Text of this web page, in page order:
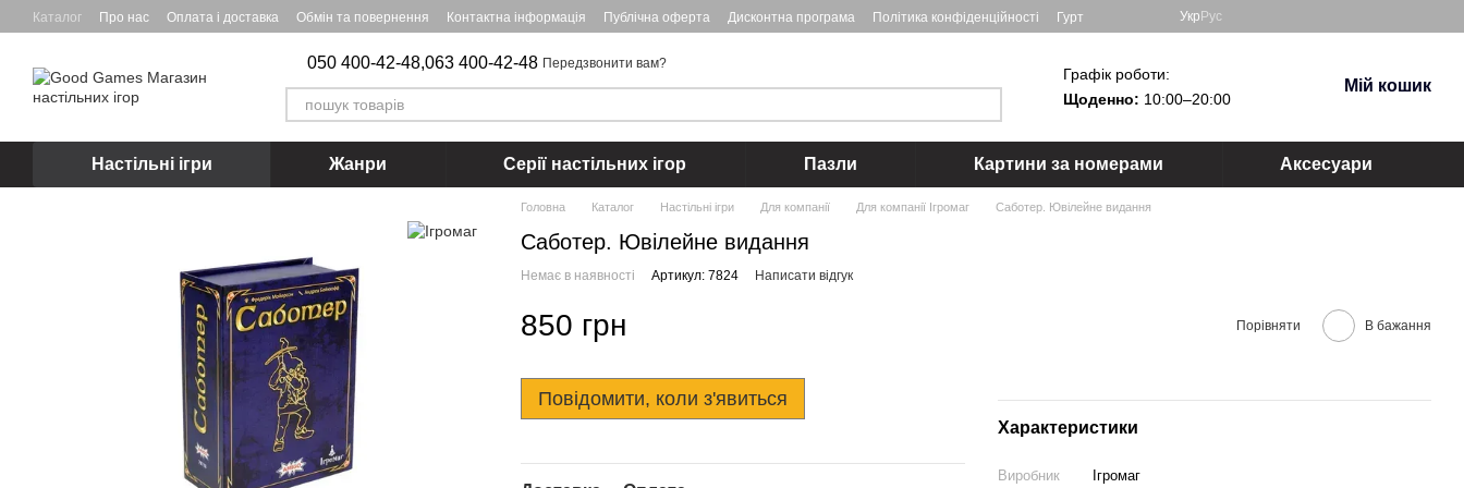
Перейти до основного контенту
Каталог Про нас Оплата і доставка Обмін та повернення Контактна інформація Публічна оферта Дисконтна програма Політика конфіденційності Гурт Укр Рус
050 400-42-48,063 400-42-48 Передзвонити вам?
Графік роботи:
Щоденно: 10:00–20:00
Мій кошик
Настільні ігри Жанри Серії настільних ігор Пазли Картини за номерами Аксесуари
Головна Каталог Настільні ігри Для компанії Для компанії Ігромаг Саботер. Ювілейне видання
Саботер. Ювілейне видання
Немає в наявності Артикул: 7824 Написати відгук
850 грн Порівняти В бажання
Повідомити, коли з'явиться
Характеристики
Виробник
Ігромаг